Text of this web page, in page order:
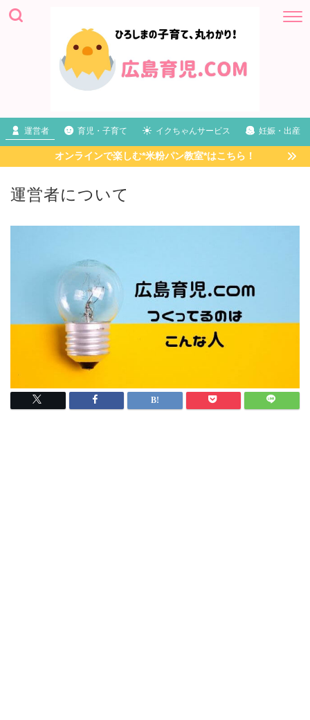
運営者 育児・子育て イクちゃんサービス 妊娠・出産
オンラインで楽しむ*米粉パン教室*はこちら！
運営者について